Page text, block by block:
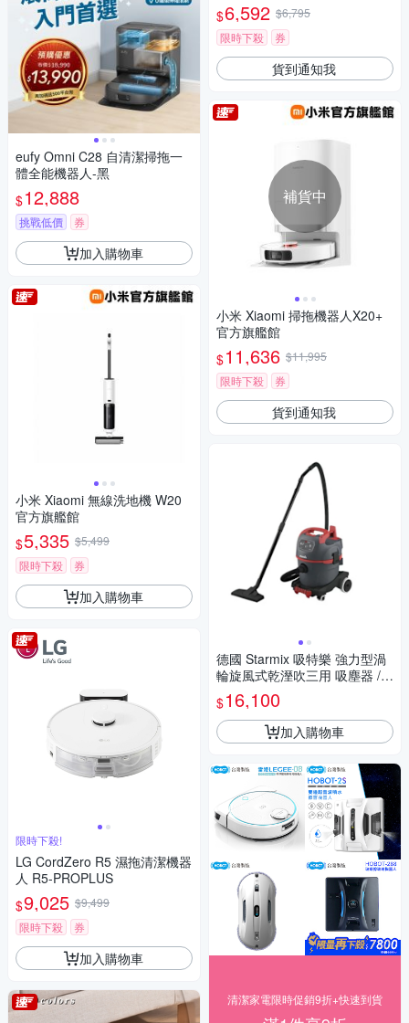
eufy Omni C28 自清潔掃拖一
體全能機器人-黑
$12,888
挑戰低價 券
加入購物車
小米 Xiaomi 無線洗地機 W20
官方旗艦館
$5,335 $5,499
限時下殺
券
加入購物車
限時下殺!
LG CordZero R5 濕拖清潔機器
人 R5-PROPLUS
$9,025 $9,499
限時下殺
券
加入購物車
$6,592 $6,795
限時下殺
券
貨到通知我
補貨中
小米 Xiaomi 掃拖機器人X20+
官方旗艦館
$11,636 $11,995
限時下殺
券
貨到通知我
德國 Starmix 吸特樂 強力型渦
輪旋風式乾溼吹三用 吸塵器 /台
NSG-1420
$16,100
加入購物車
清潔家電限時促銷9折+快速到貨